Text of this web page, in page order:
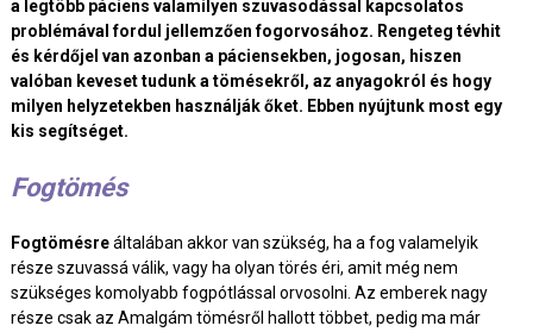
a legtöbb páciens valamilyen szuvasodással kapcsolatos
problémával fordul jellemzően fogorvosához. Rengeteg tévhit
és kérdőjel van azonban a páciensekben, jogosan, hiszen
valóban keveset tudunk a tömésekről, az anyagokról és hogy
milyen helyzetekben használják őket. Ebben nyújtunk most egy
kis segítséget.
Fogtömés
Fogtömésreáltalában akkor van szükség, ha a fog valamelyik
része szuvassá válik, vagy ha olyan törés éri, amit még nem
szükséges komolyabb fogpótlással orvosolni. Az emberek nagy
része csak az Amalgám tömésről hallott többet, pedig ma már